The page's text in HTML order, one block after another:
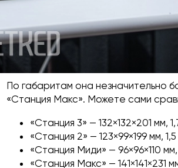
По габаритам она незначительно
«Станция Макс». Можете сами
«Станция 3» — 132×132×201 мм,
«Станция 2» — 123×99×199 мм, 1,5
«Станция Миди» — 96×96×110 мм,
«Станция Макс» — 141×141×231